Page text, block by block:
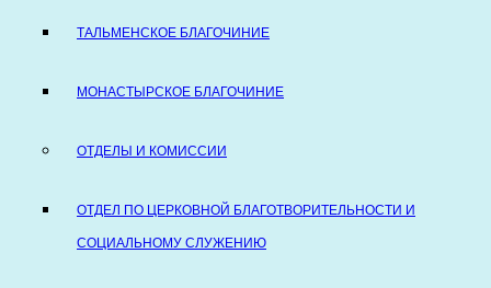
ТАЛЬМЕНСКОЕ БЛАГОЧИНИЕ
МОНАСТЫРСКОЕ БЛАГОЧИНИЕ
ОТДЕЛЫ И КОМИССИИ
ОТДЕЛ ПО ЦЕРКОВНОЙ БЛАГОТВОРИТЕЛЬНОСТИ И
СОЦИАЛЬНОМУ СЛУЖЕНИЮ